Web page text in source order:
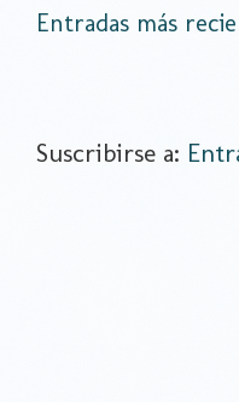
Entradas más
Suscribirse a: